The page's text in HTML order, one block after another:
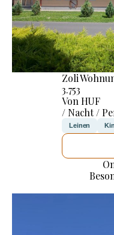
Zoli
3.753
Von HUF
/ Nacht /
Leinen